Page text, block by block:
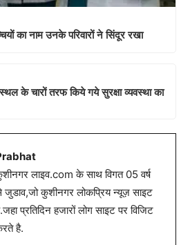
का नाम उनके परिवारों ने सिंदूर रखा
के चारों तरफ किये गये सुरक्षा व्यवस्था का
लाइव.com के साथ विगत 05 वर्ष
जुडाव,जो कुशीनगर लोकप्रिय न्यूज़ साइट
प्रतिदिन हजारों लोग साइट पर विजिट
है.